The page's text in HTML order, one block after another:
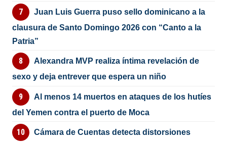
Juan Luis Guerra puso sello dominicano a la
clausura de Santo Domingo 2026 con “Canto a la
Patria”
Alexandra MVP realiza íntima revelación de
sexo y deja entrever que espera un niño
Al menos 14 muertos en ataques de los hutíes
del Yemen contra el puerto de Moca
Cámara de Cuentas detecta distorsiones